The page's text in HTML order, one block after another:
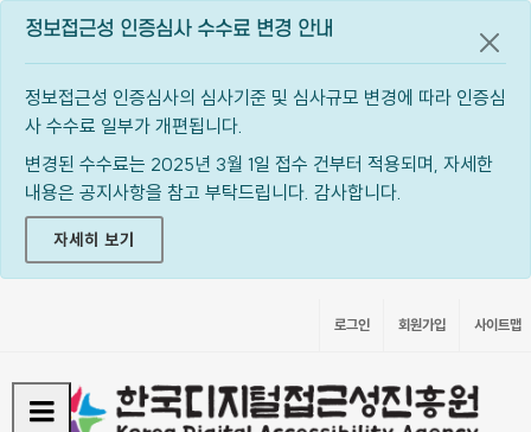
정보접근성 인증심사 수수료 변경 안내
정보접근성 인증심사의 심사기준 및 심사규모 변경에 따라 인증심
사 수수료 일부가 개편됩니다.
변경된 수수료는 2025년 3월 1일 접수 건부터 적용되며, 자세한
내용은 공지사항을 참고 부탁드립니다. 감사합니다.
자세히 보기
공지
로그인 회원가입 사이트맵